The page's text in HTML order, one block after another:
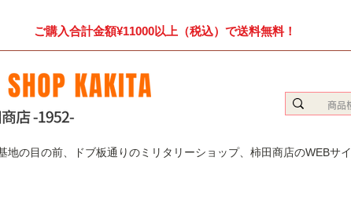
ご購入合計金額¥11000以上（税込）で送料無料！
の目の前、ドブ板通りのミリタリーショップ、柿田商店のWEBサイ